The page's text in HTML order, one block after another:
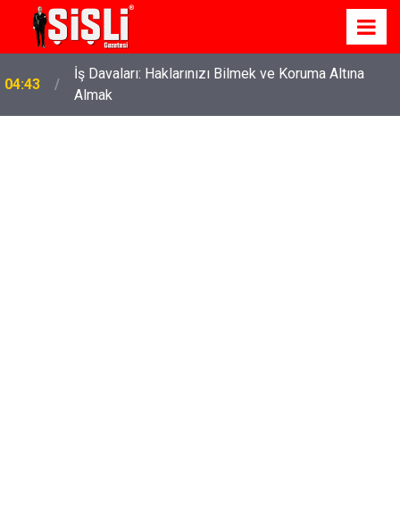
04:43
İş Davaları: Haklarınızı Bilmek ve Koruma Altına
Almak